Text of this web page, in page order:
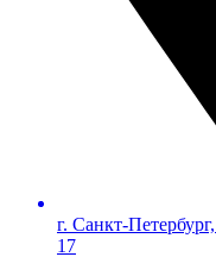
г. Санкт-
17